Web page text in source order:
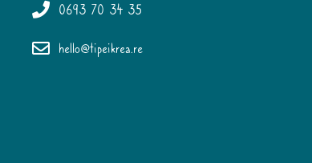
0693 70 34 35
hello@tipeikrea.re